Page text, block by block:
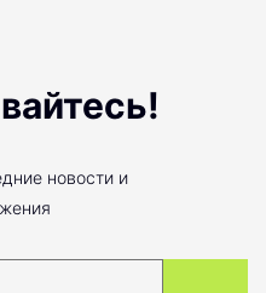
новости и